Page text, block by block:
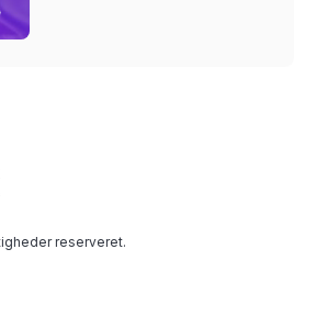
reserveret.